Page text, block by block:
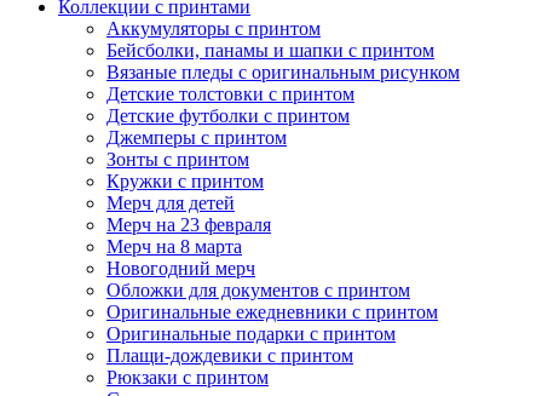
Коллекции с принтами
Аккумуляторы с принтом
Бейсболки, панамы и шапки с принтом
Вязаные пледы с оригинальным рисунком
Детские толстовки с принтом
Детские футболки с принтом
Джемперы с принтом
Зонты с принтом
Кружки с принтом
Мерч для детей
Мерч на 23 февраля
Мерч на 8 марта
Новогодний мерч
Обложки для документов с принтом
Оригинальные ежедневники с принтом
Оригинальные подарки с принтом
Плащи-дождевики с принтом
Рюкзаки с принтом